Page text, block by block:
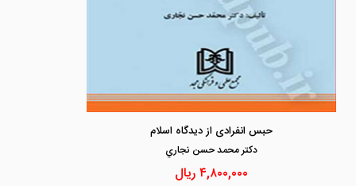
حبس انفرادی از دیدگاه اسلام
دكتر محمد حسن نجاري
۴,۸۰۰,۰۰۰ریال